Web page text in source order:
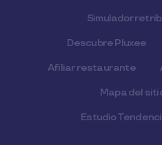
Simulador
Descubre Pluxee
Afiliar restaurante
Mapa del
Estudio